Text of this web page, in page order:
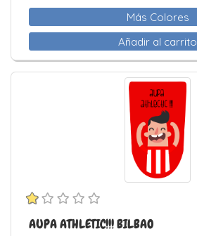
Más Colores
Añadir al carrito
AUPA ATHLETIC!!! BILBAO